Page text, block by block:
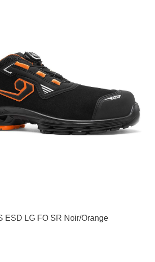
ESD LG FO SR Noir/Orange